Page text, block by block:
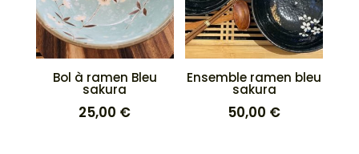
Bol à ramen Bleu
sakura
25,00 €
Ensemble ramen bleu
sakura
50,00 €